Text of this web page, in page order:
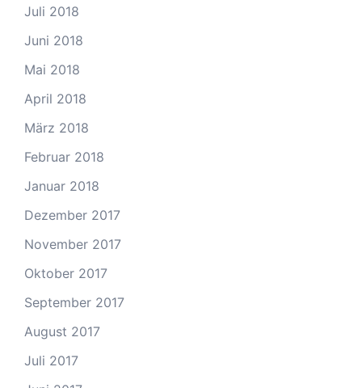
Juli 2018
Juni 2018
Mai 2018
April 2018
März 2018
Februar 2018
Januar 2018
Dezember 2017
November 2017
Oktober 2017
September 2017
August 2017
Juli 2017